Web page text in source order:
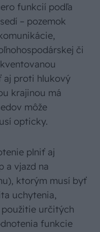
funkcií podľa
– pozemok
či
aj proti hlukový
krajinou má
môže
opticky.
plniť aj
a vjazd na
ktorým musí byť
uchytenia,
určitých
funkcie